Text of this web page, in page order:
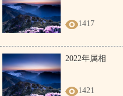
1417
2022年属相
1421